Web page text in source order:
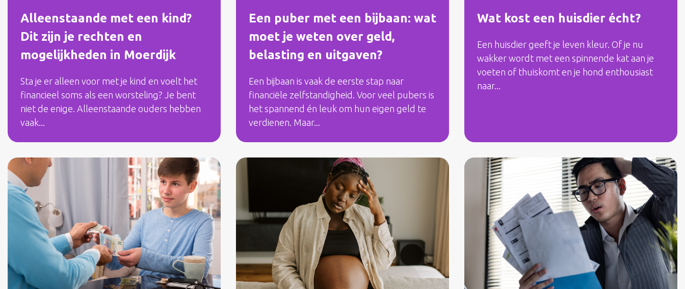
Alleenstaande met een kind?
Dit zijn je rechten en
mogelijkheden in Moerdijk
Sta je er alleen voor met je kind en voelt het
financieel soms als een worsteling? Je bent
niet de enige. Alleenstaande ouders hebben
vaak...
Een puber met een bijbaan: wat
moet je weten over geld,
belasting en uitgaven?
Een bijbaan is vaak de eerste stap naar
financiële zelfstandigheid. Voor veel pubers is
het spannend én leuk om hun eigen geld te
verdienen. Maar...
Wat kost een huisdier écht?
Een huisdier geeft je leven kleur. Of je nu
wakker wordt met een spinnende kat aan je
voeten of thuiskomt en je hond enthousiast
naar...